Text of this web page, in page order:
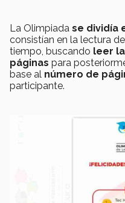
La Olimpiada se dividía
consistían en la lectura
tiempo, buscando leer
páginas para
base al número de
participante.